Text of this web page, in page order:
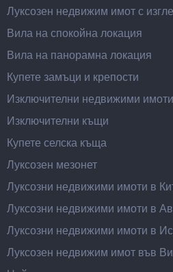
Луксозен недвижим имот с
Вила на спокойна локация
Вила на панорамна локация
Купете замъци и крепости
Изключителни недвижими имоти
Изключителни къщи
Купете селска къща
Луксозен мезонет
Луксозни недвижими имоти в
Луксозни недвижими имоти в
Луксозни недвижими имоти в
Луксозен недвижим имот във